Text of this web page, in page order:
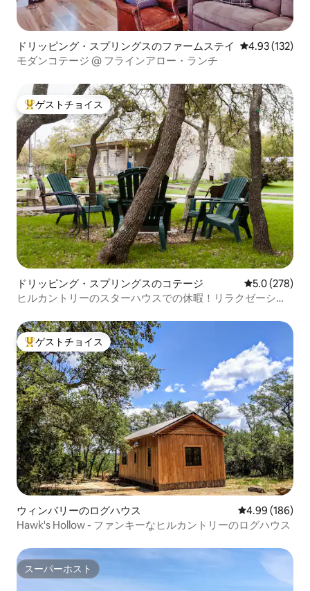
ドリッピング・スプリングスのファームステイ レビュー132
4.93 (132)
モダンコテージ @ フラインアロー・ランチ
大好評のゲストチョイスです。
ゲストチョイス
ドリッピング・スプリングスのコテージ レビュー278
5.0 (278)
ヒルカントリーのスターハウスでの休暇！リラクゼーショ
大好評のゲストチョイスです。
ゲストチョイス
ウィンバリーのログハウス レビュー186
4.99 (186)
Hawk's Hollow - ファンキーなヒルカントリーのログハウス
スーパーホスト
スーパーホスト